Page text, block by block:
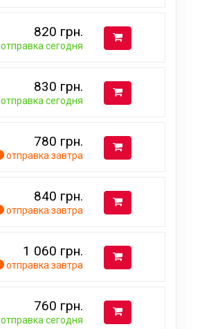
820 грн.
отправка сегодня
830 грн.
отправка сегодня
780 грн.
отправка завтра
840 грн.
отправка завтра
1 060 грн.
отправка завтра
760 грн.
отправка сегодня